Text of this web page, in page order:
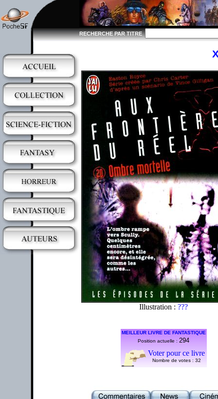
RECHERCHE PAR TITRE
Illustration : ???
MEILLEUR LIVRE DE FANTASTIQUE
Position actuelle : 294
Voter pour ce livre
Nombre de votes : 32